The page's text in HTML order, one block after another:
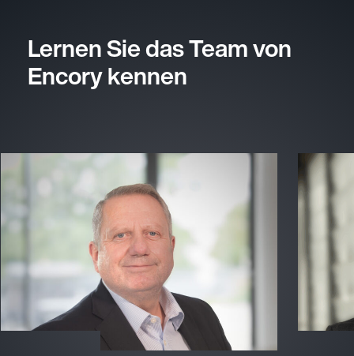
Lernen Sie das Team von
Encory kennen